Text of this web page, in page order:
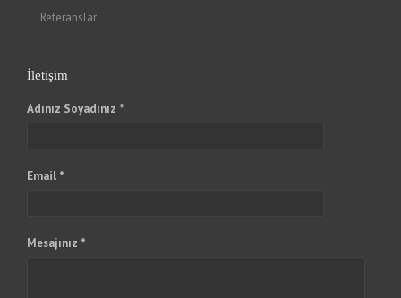
Referanslar
İletişim
Adınız Soyadınız *
Email *
Mesajınız *